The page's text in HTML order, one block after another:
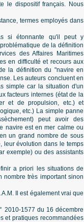
le dispositif français. Nous
termes employés dans
si étonnante qu'il peut y
de la définition
des Affaires Maritimes
en difficulté et recours aux
la définition du "navire en
Les auteurs concluent en
simple car la situation d'un
facteurs internes (état de la
et de propulsion, etc.) et
etc.) La simple panne
peut avoir des
navire est en mer calme ou
un grand nombre de sous
leur évolution dans le temps
exemple) ou des assistants
a priori les situations de
nombre très important sinon
Il est également vrai que
2010-1577 du 16 décembre
et pratiques recommandées